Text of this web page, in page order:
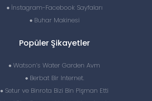
İnstagram-Facebook Sayfaları
Buhar Makinesi
Popüler Şikayetler
Watson’s Water Garden Avm
Berbat Bir Internet.
Setur ve Binrota Bizi Bin Pişman Etti